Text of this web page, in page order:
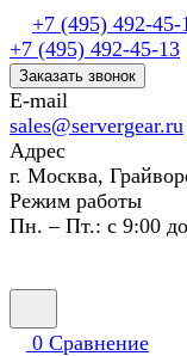
+7 (495) 492-45-
+7 (495) 492-45-13
Заказать звонок
E-mail
sales@servergear.ru
Адрес
г. Москва,
Режим работы
Пн. – Пт.: с 9:00
0 Сравнение